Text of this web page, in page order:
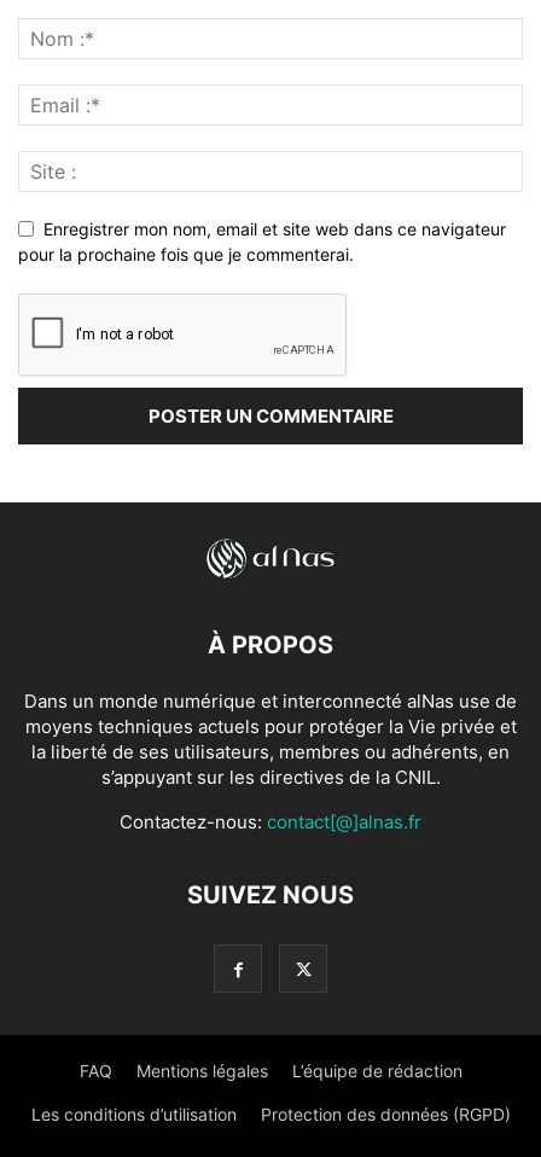
Enregistrer mon nom, email et site web dans ce navigateur
pour la prochaine fois que je commenterai.
À PROPOS
Dans un monde numérique et interconnecté alNas use de
moyens techniques actuels pour protéger la Vie privée et
la liberté de ses utilisateurs, membres ou adhérents, en
s’appuyant sur les directives de la CNIL.
Contactez-nous: contact[@]alnas.fr
SUIVEZ NOUS
FAQ Mentions légales L’équipe de rédaction
Les conditions d’utilisation Protection des données (RGPD)